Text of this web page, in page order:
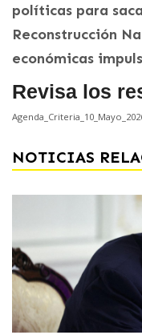
políticas para
Reconstrucción
económicas
Revisa los
NOTICIAS